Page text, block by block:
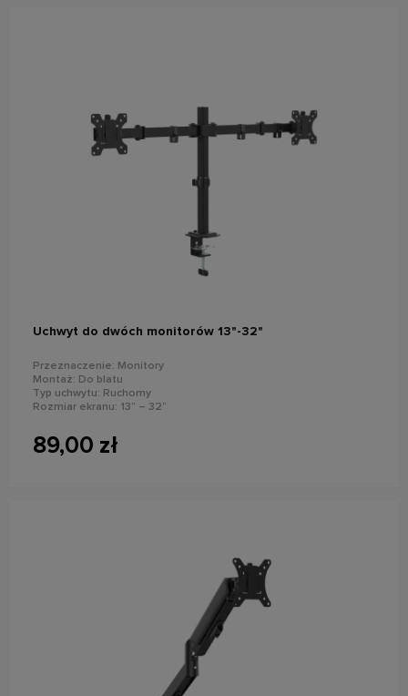
Uchwyt do dwóch monitorów 13"-32"
Przeznaczenie: Monitory
Montaż: Do blatu
Typ uchwytu: Ruchomy
Rozmiar ekranu: 13” – 32”
Standard VESA: 75x75, 100x100
89,00 zł
do koszyka